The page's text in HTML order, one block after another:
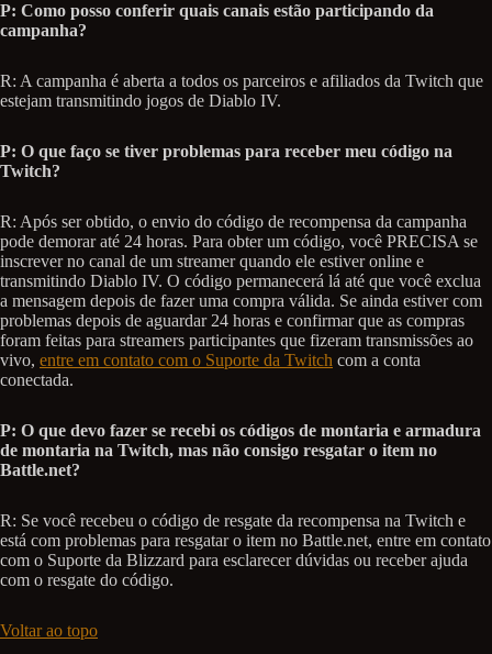
P: Como posso conferir quais canais estão participando da
campanha?
R: A campanha é aberta a todos os parceiros e afiliados da Twitch que
estejam transmitindo jogos de Diablo IV.
P: O que faço se tiver problemas para receber meu código na
Twitch?
R: Após ser obtido, o envio do código de recompensa da campanha
pode demorar até 24 horas. Para obter um código, você PRECISA se
inscrever no canal de um streamer quando ele estiver online e
transmitindo Diablo IV. O código permanecerá lá até que você exclua
a mensagem depois de fazer uma compra válida. Se ainda estiver com
problemas depois de aguardar 24 horas e confirmar que as compras
foram feitas para streamers participantes que fizeram transmissões ao
vivo, entre em contato com o Suporte da Twitch com a conta
conectada.
P: O que devo fazer se recebi os códigos de montaria e armadura
de montaria na Twitch, mas não consigo resgatar o item no
Battle.net?
R: Se você recebeu o código de resgate da recompensa na Twitch e
está com problemas para resgatar o item no Battle.net, entre em contato
com o Suporte da Blizzard para esclarecer dúvidas ou receber ajuda
com o resgate do código.
Voltar ao topo